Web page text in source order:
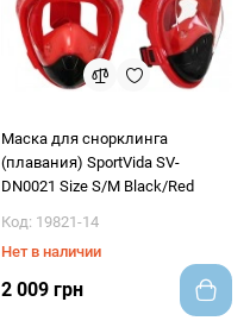
Маска для снорклинга
(плавания) SportVida SV-
DN0021 Size S/M Black/Red
Код: 19821-14
Нет в наличии
2 009 грн